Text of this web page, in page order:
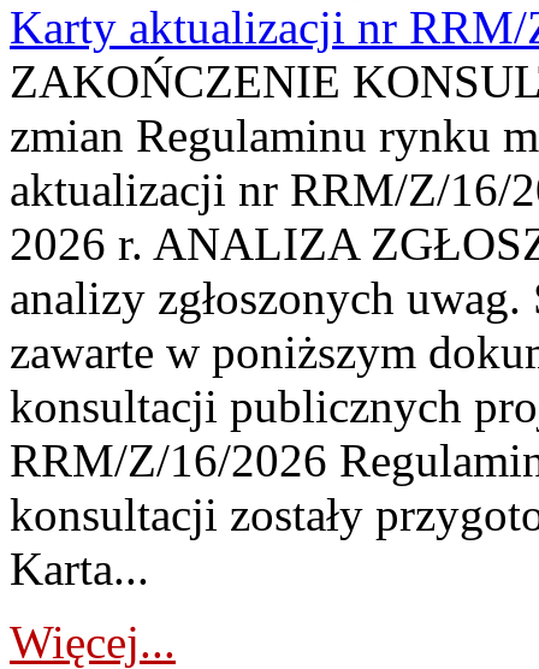
Karty aktualizacji nr
ZAKOŃCZENIE
zmian Regulaminu rynku
aktualizacji nr RRM/Z/16/
2026 r. ANALIZA
analizy zgłoszonych
zawarte w poniższym
konsultacji publicznych
RRM/Z/16/2026
konsultacji zostały
Karta...
Więcej...